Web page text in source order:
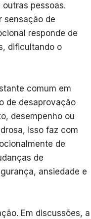
pessoas.
sensação de
responde de
dificultando o
comum em
de desaprovação
desempenho ou
isso faz com
de
de
ansiedade e
Em discussões, a